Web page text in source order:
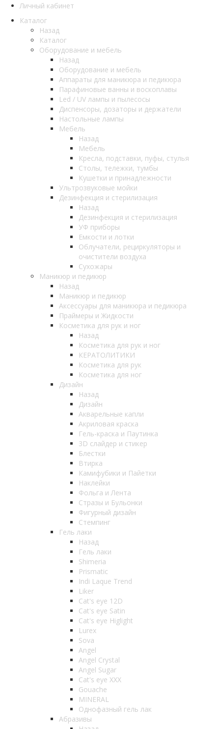
Личный кабинет
Каталог
Назад
Каталог
Оборудование и мебель
Назад
Оборудование и мебель
Аппараты для маникюра и педикюра
Парафиновые ванны и воскоплавы
Led / UV лампы и пылесосы
Диспенсоры, дозаторы и держатели
Настольные лампы
Мебель
Назад
Мебель
Кресла, подставки, пуфы, стулья
Столы, тележки, тумбы
Кушетки и принадлежности
Ультрозвуковые мойки
Дезинфекция и стерилизация
Назад
Дезинфекция и стерилизация
УФ приборы
Емкости и лотки
Облучатели, рециркуляторы и
очистители воздуха
Сухожары
Маникюр и педикюр
Назад
Маникюр и педикюр
Аксессуары для маникюра и педикюра
Праймеры и Жидкости
Косметика для рук и ног
Назад
Косметика для рук и ног
КЕРАТОЛИТИКИ
Косметика для рук
Косметика для ног
Дизайн
Назад
Дизайн
Акварельные капли
Акриловая краска
Гель-краска и Паутинка
3D слайдер и стикер
Блестки
Втирка
Камифубики и Пайетки
Наклейки
Фольга и Лента
Стразы и Бульонки
Фигурный дизайн
Стемпинг
Гель лаки
Назад
Гель лаки
Shimeria
Prismatic
Indi Laque Trend
Liker
Cat's eye 12D
Cat's eye Satin
Cat's eye Higlight
Lurex
Sova
Angel
Angel Crystal
Angel Sugar
Cat's eye XXX
Gouache
MINERAL
Однофазный гель лак
Абразивы